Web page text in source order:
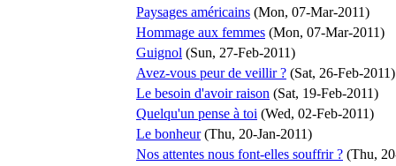
Paysages américains (Mon, 07-Mar-2011)
Hommage aux femmes (Mon, 07-Mar-2011)
Guignol (Sun, 27-Feb-2011)
Avez-vous peur de veillir ? (Sat, 26-Feb-2011)
Le besoin d'avoir raison (Sat, 19-Feb-2011)
Quelqu'un pense à toi (Wed, 02-Feb-2011)
Le bonheur(Thu, 20-Jan-2011)
Nos attentes nous font-elles souffrir ? (Thu,